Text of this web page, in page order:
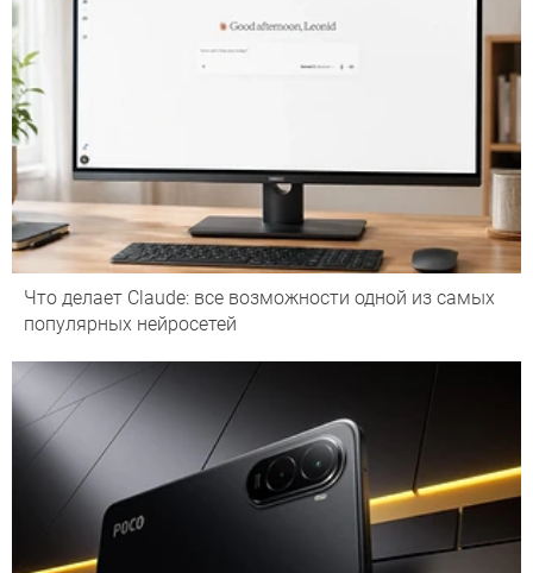
Что делает Сlaude: все возможности одной из самых
популярных нейросетей